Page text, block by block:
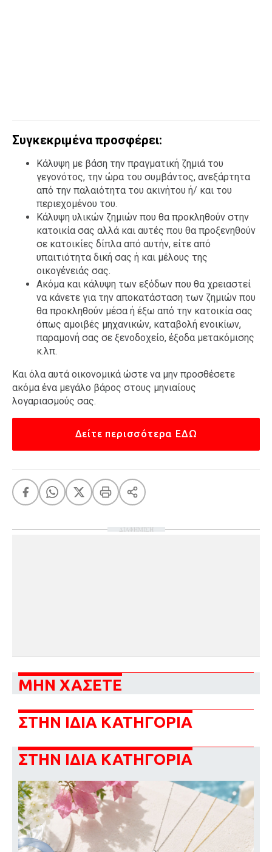
Συγκεκριμένα προσφέρει:
Κάλυψη με βάση την πραγματική ζημιά του
γεγονότος, την ώρα του συμβάντος, ανεξάρτητα
από την παλαιότητα του ακινήτου ή/ και του
περιεχομένου του.
Κάλυψη υλικών ζημιών που θα προκληθούν στην
κατοικία σας αλλά και αυτές που θα προξενηθούν
σε κατοικίες δίπλα από αυτήν, είτε από
υπαιτιότητα δική σας ή και μέλους της
οικογένειάς σας.
Ακόμα και κάλυψη των εξόδων που θα χρειαστεί
να κάνετε για την αποκατάσταση των ζημιών που
θα προκληθούν μέσα ή έξω από την κατοικία σας
όπως αμοιβές μηχανικών, καταβολή ενοικίων,
παραμονή σας σε ξενοδοχείο, έξοδα μετακόμισης
κ.λπ.
Και όλα αυτά οικονομικά ώστε να μην προσθέσετε
ακόμα ένα μεγάλο βάρος στους μηνιαίους
λογαριασμούς σας.
Δείτε περισσότερα ΕΔΩ
ΔΙΑΦΗΜΙΣΗ
ΜΗΝ ΧΑΣΕΤΕ
ΣΤΗΝ ΙΔΙΑ ΚΑΤΗΓΟΡΙΑ
ΣΤΗΝ ΙΔΙΑ ΚΑΤΗΓΟΡΙΑ